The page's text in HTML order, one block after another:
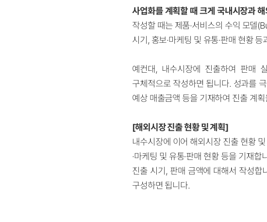
사업화를 계획할 때 크게 국내시장과
작성할 때는 제품·서비스의 수익 모델
시기, 홍보·마케팅 및 유통·판매 현황 등
예컨대, 내수시장에 진출하여 판매
구체적으로 작성하면 됩니다. 성과를
예상 매출금액 등을 기재하여 진출 계
[해외시장 진출 현황 및 계획]
내수시장에 이어 해외시장 진출 현황
·마케팅 및 유통·판매 현황 등을 기재합
진출 시기, 판매 금액에 대해서 작성
구성하면 됩니다.